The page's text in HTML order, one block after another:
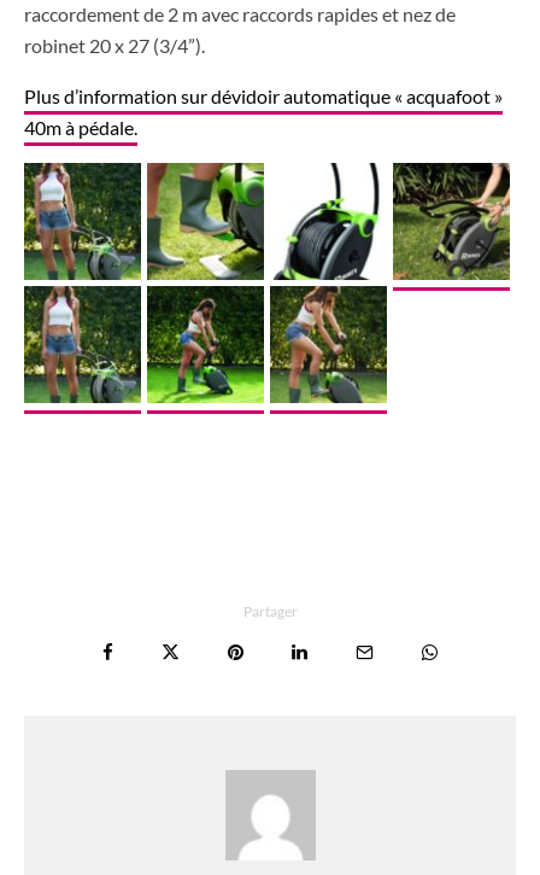
raccordement de 2 m avec raccords rapides et nez de
robinet 20 x 27 (3/4”).
Plus d’information sur dévidoir automatique « acquafoot »
40m à pédale.
Partager